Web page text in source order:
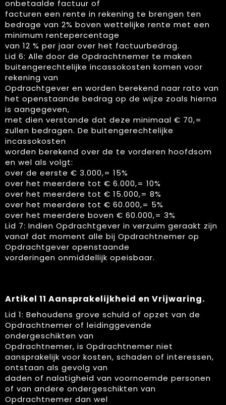
onbetaalde factuur of
facturen een rente in rekening te brengen ten
bedrage van 2% boven wettelijke rente met een
minimum rentepercentage
van 12 % per jaar over het factuurbedrag.
Lid 6: Alle door de Opdrachtnemer te maken
buitengerechtelijke incassokosten komen voor
rekening van
Opdrachtgever en worden berekend naar rato van
het openstaande bedrag op de wijze zoals hierna
is aangegeven,
met dien verstande dat deze minimaal € 70,=
zullen bedragen. De buitengerechtelijke
incassokosten
worden berekend over de te vorderen hoofdsom
en wel als volgt:
over de eerste € 3.000,= 15%
over het meerdere tot € 6.000,= 10%
over het meerdere tot € 15.000,= 8%
over het meerdere tot € 60.000,= 5%
over het meerdere boven € 60.000,= 3%
Lid 7: Indien Opdrachtgever in verzuim geraakt zijn
vanaf dat moment alle bij Opdrachtnemer op
Opdrachtgever openstaande
vorderingen onmiddellijk opeisbaar.
Artikel 11 Aansprakelijkheid en Vrijwaring.
Lid 1: Behoudens grove schuld of opzet van de
Opdrachtnemer of leidinggevende
ondergeschikten van
Opdrachtnemer, is Opdrachtnemer niet
aansprakelijk voor kosten, schaden of interessen,
ontstaan als gevolg van
daden of nalatigheid van voornoemde personen
of van andere ondergeschikten van
Opdrachtnemer dan wel